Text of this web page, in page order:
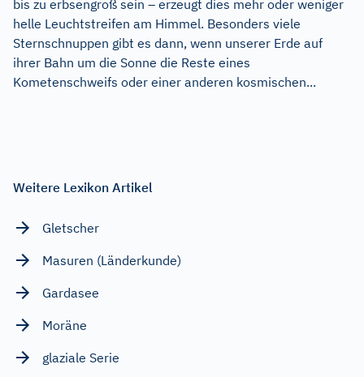
bis zu erbsengroß sein – erzeugt dies mehr oder weniger
helle Leuchtstreifen am Himmel. Besonders viele
Sternschnuppen gibt es dann, wenn unserer Erde auf
ihrer Bahn um die Sonne die Reste eines
Kometenschweifs oder einer anderen kosmischen...
Weitere Lexikon Artikel
Gletscher
Masuren (Länderkunde)
Gardasee
Moräne
glaziale Serie